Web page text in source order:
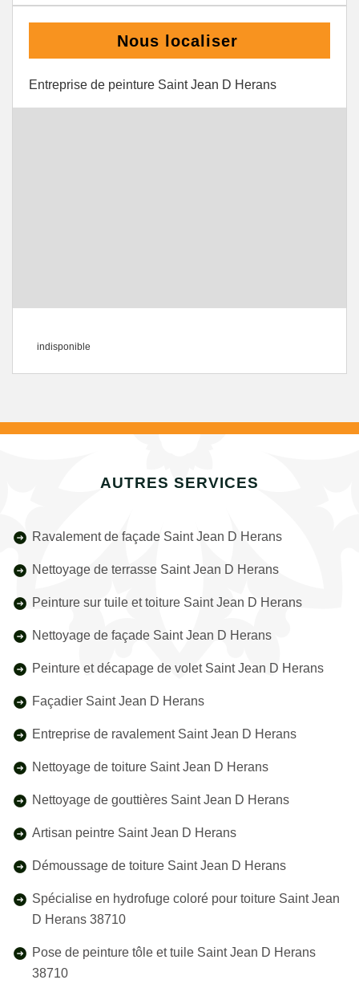
Nous localiser
Entreprise de peinture Saint Jean D Herans
indisponible
AUTRES SERVICES
Ravalement de façade Saint Jean D Herans
Nettoyage de terrasse Saint Jean D Herans
Peinture sur tuile et toiture Saint Jean D Herans
Nettoyage de façade Saint Jean D Herans
Peinture et décapage de volet Saint Jean D Herans
Façadier Saint Jean D Herans
Entreprise de ravalement Saint Jean D Herans
Nettoyage de toiture Saint Jean D Herans
Nettoyage de gouttières Saint Jean D Herans
Artisan peintre Saint Jean D Herans
Démoussage de toiture Saint Jean D Herans
Spécialise en hydrofuge coloré pour toiture Saint Jean
D Herans 38710
Pose de peinture tôle et tuile Saint Jean D Herans
38710